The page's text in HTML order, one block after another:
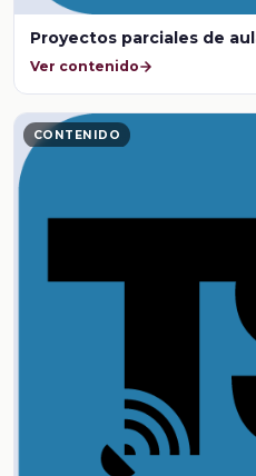
Proyectos parciales de
Ver contenido
CONTENIDO